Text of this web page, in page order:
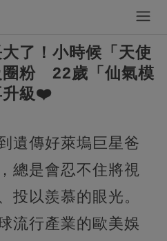
了！小時候「天使
圈粉 22歲「仙氣模
升級❤️
遺傳好萊塢巨星爸
總是會忍不住將視
投以羨慕的眼光。
流行產業的歐美娛